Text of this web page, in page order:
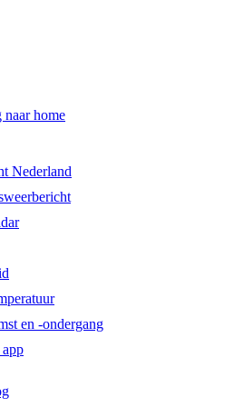
naar home
Nederland
en -ondergang